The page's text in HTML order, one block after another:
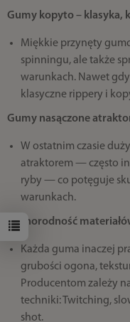
Gumy kopyto – klasyka,
Miękkie przynęty
spinningu, ale także
warunkach. Nawet
klasyczne rippery i
Gumy nasączone
W ostatnim czasie
atraktorem — często
ryby — co potęguje
warunkach.
Różnorodność
Każda guma inaczej
grubości ogona,
Producentom zależy
techniki: Twitching,
shot.